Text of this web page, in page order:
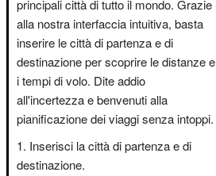
principali città di tutto il mondo. Grazie
alla nostra interfaccia intuitiva, basta
inserire le città di partenza e di
destinazione per scoprire le distanze e
i tempi di volo. Dite addio
all'incertezza e benvenuti alla
pianificazione dei viaggi senza intoppi.
Inserisci la città di partenza e di
destinazione.